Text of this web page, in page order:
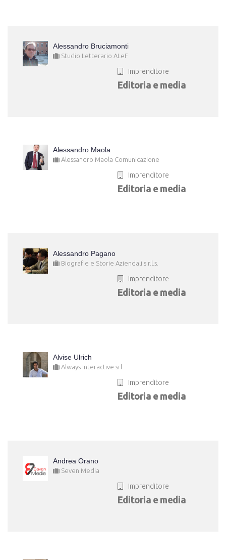
Alessandro Bruciamonti
Studio Letterario ALeF
Imprenditore
Editoria e media
Alessandro Maola
Alessandro Maola Comunicazione
Imprenditore
Editoria e media
Alessandro Pagano
Biografie e Storie Aziendali s.r.l.s.
Imprenditore
Editoria e media
Alvise Ulrich
Always Interactive srl
Imprenditore
Editoria e media
Andrea Orano
Seven Media
Imprenditore
Editoria e media